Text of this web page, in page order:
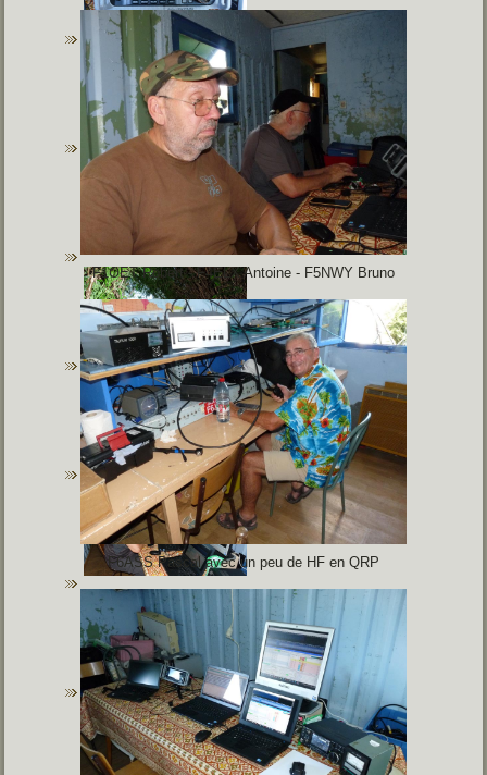
F1OET Robert - F4ELX Antoine - F5NWY Bruno
F6ASS Pascal avec un peu de HF en QRP